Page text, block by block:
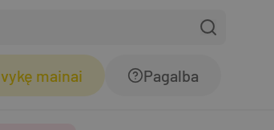
mainai Pagalba